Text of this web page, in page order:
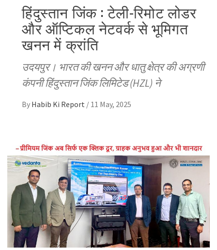
हिंदुस्तान जिंक : टेली-रिमोट लोडर
और ऑप्टिकल नेटवर्क से भूमिगत
खनन में क्रांति
उदयपुर। भारत की खनन और धातु क्षेत्र की अग्रणी
कंपनी हिंदुस्तान जिंक लिमिटेड (HZL) ने
By Habib Ki Report / 11 May, 2025